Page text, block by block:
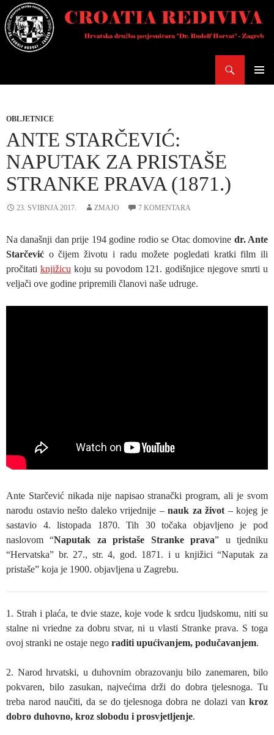
Skoči
do
sadržaja
OBLJETNICE
ANTE STARČEVIĆ:
NAPUTAK ZA PRISTAŠE
STRANKE PRAVA (1871.)
23. SVIBNJA 2017. ZMAJO 7 KOMENTARA
Na današnji dan prije 194 godine rodio se Otac domovine dr. Ante
Starčević o čijem životu i radu možete pogledati kratki film ili
pročitati knjižicu koju su povodom 121. godišnjice njegove smrti u
veljači ove godine pripremili članovi naše udruge.
Ante Starčević nikada nije napisao stranački program, ali je svom
narodu ostavio nešto daleko vrijednije –nauk za život – kojeg je
sastavio 4. listopada 1870. Tih 30 točaka objavljeno je pod
naslovom “Naputak za pristaše Stranke prava” u tjedniku
“Hervatska” br. 27., str. 4, god. 1871. i u knjižici “Naputak za
pristaše” koja je 1900. objavljena u Zagrebu.
1. Strah i plaća, te dvie staze, koje vode k srdcu ljudskomu, niti su
stalne ni vriedne za dobru stvar, ni u vlasti Stranke prava. S toga
ovoj stranki ne ostaje nego raditi upućivanjem, podučavanjem.
2. Narod hrvatski, u duhovnim obrazovanju bilo zanemaren, bilo
pokvaren, bilo zasukan, najvećima drži do dobra tjelesnoga. Tu
treba narod naučiti, da se do tjelesnoga dobra ne dolazi van kroz
dobro duhovno, kroz slobodu i prosvjetljenje.